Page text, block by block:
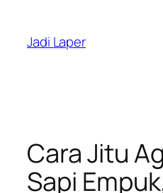
content
Jadi Laper
Cara Jitu
Sapi